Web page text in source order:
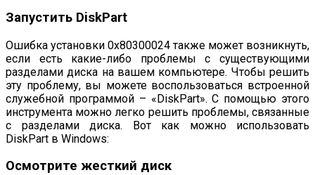
Запустить DiskPart
Ошибка установки 0x80300024 также может возникнуть,
если есть какие-либо проблемы с существующими
разделами диска на вашем компьютере. Чтобы решить
эту проблему, вы можете воспользоваться встроенной
служебной программой – «DiskPart». С помощью этого
инструмента можно легко решить проблемы, связанные
с разделами диска. Вот как можно использовать
DiskPart в Windows:
Осмотрите жесткий диск